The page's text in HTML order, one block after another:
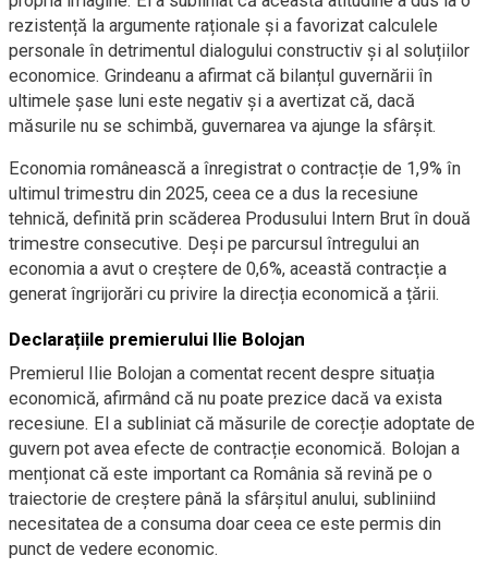
rezistență la argumente raționale și a favorizat calculele
personale în detrimentul dialogului constructiv și al soluțiilor
economice. Grindeanu a afirmat că bilanțul guvernării în
ultimele șase luni este negativ și a avertizat că, dacă
măsurile nu se schimbă, guvernarea va ajunge la sfârșit.
Economia românească a înregistrat o contracție de 1,9% în
ultimul trimestru din 2025, ceea ce a dus la recesiune
tehnică, definită prin scăderea Produsului Intern Brut în două
trimestre consecutive. Deși pe parcursul întregului an
economia a avut o creștere de 0,6%, această contracție a
generat îngrijorări cu privire la direcția economică a țării.
Declarațiile premierului Ilie Bolojan
Premierul Ilie Bolojan a comentat recent despre situația
economică, afirmând că nu poate prezice dacă va exista
recesiune. El a subliniat că măsurile de corecție adoptate de
guvern pot avea efecte de contracție economică. Bolojan a
menționat că este important ca România să revină pe o
traiectorie de creștere până la sfârșitul anului, subliniind
necesitatea de a consuma doar ceea ce este permis din
punct de vedere economic.